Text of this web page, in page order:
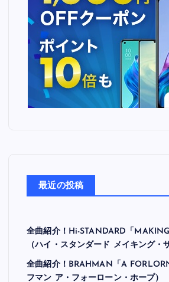
最近の投稿
全曲紹介！Hi-STANDARD「
（ハイ・スタンダード メイキング・
全曲紹介！BRAHMAN「A
フマン ア・フォーローン・ホープ）